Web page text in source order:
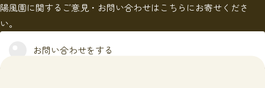
陽風園に関するご意見・お問い合わせはこちらにお寄せくださ
い。
お問い合わせをする